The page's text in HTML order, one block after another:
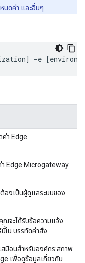
หนดค่า และอื่นๆ
] -e [
า Edge
Edge Microgateway
องเป็นผู้ดูแลระบบของ
จะได้รับข้อความแจ้ง
ใน บรรทัดคำสั่ง
สมือนสำหรับองค์กร:สภาพ
เพื่อดูข้อมูลเกี่ยวกับ